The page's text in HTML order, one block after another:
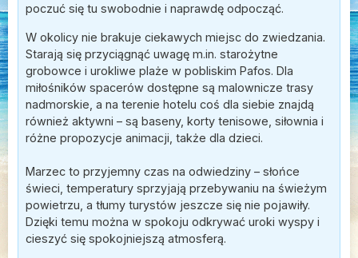
poczuć się tu swobodnie i naprawdę odpocząć.
W okolicy nie brakuje ciekawych miejsc do zwiedzania.
Starają się przyciągnąć uwagę m.in. starożytne
grobowce i urokliwe plaże w pobliskim Pafos. Dla
miłośników spacerów dostępne są malownicze trasy
nadmorskie, a na terenie hotelu coś dla siebie znajdą
również aktywni – są baseny, korty tenisowe, siłownia i
różne propozycje animacji, także dla dzieci.
Marzec to przyjemny czas na odwiedziny – słońce
świeci, temperatury sprzyjają przebywaniu na świeżym
powietrzu, a tłumy turystów jeszcze się nie pojawiły.
Dzięki temu można w spokoju odkrywać uroki wyspy i
cieszyć się spokojniejszą atmosferą.